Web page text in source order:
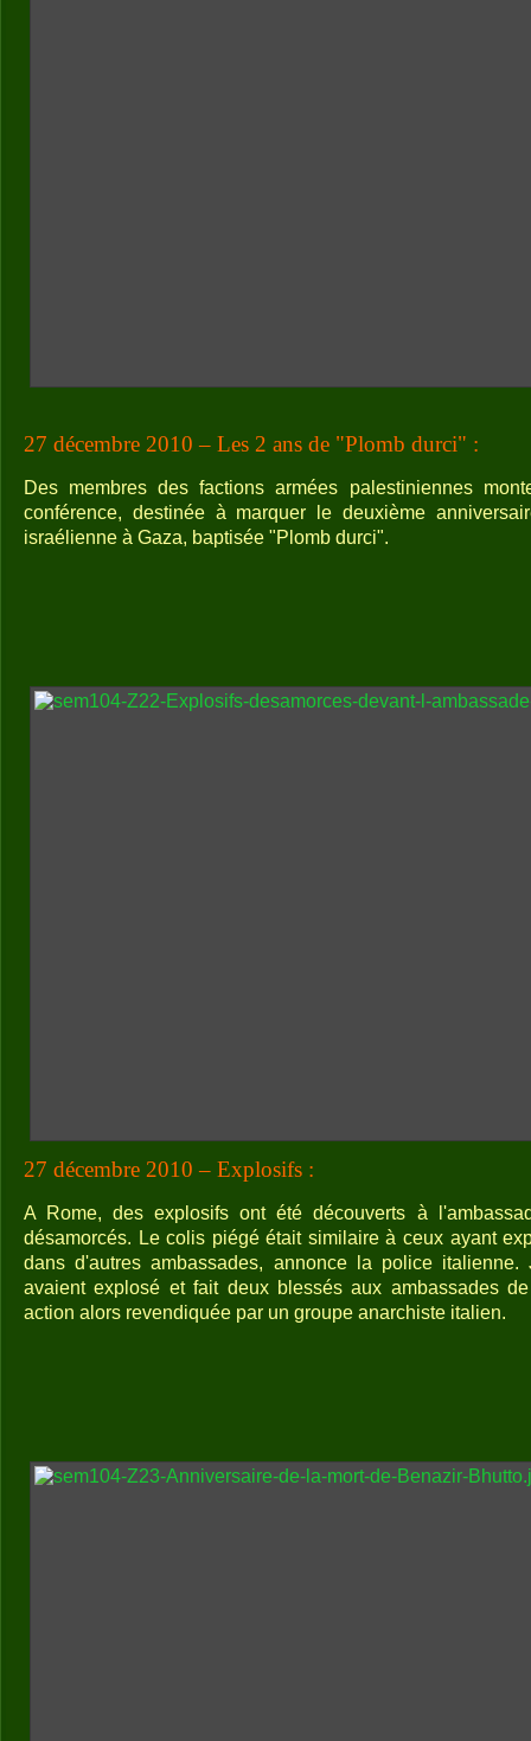
27 décembre 2010 – Les 2 ans de "Plomb durci" :
Des membres des factions armées palestiniennes
conférence, destinée à marquer le deuxième
israélienne à Gaza, baptisée "Plomb durci".
27 décembre 2010 – Explosifs :
A Rome, des explosifs ont été découverts à
désamorcés. Le colis piégé était similaire à ceux ayant
dans d'autres ambassades, annonce la police
avaient explosé et fait deux blessés aux ambassades
action alors revendiquée par un groupe anarchiste italien.